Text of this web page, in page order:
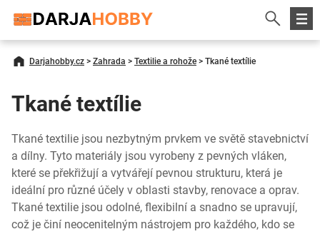
Darjahobby.cz > Zahrada > Textilie a rohože > Tkané textílie
Tkané textílie
Tkané textilie jsou nezbytným prvkem ve světě stavebnictví
a dílny. Tyto materiály jsou vyrobeny z pevných vláken,
které se překřižují a vytvářejí pevnou strukturu, která je
ideální pro různé účely v oblasti stavby, renovace a oprav.
Tkané textilie jsou odolné, flexibilní a snadno se upravují,
což je činí neocenitelným nástrojem pro každého, kdo se